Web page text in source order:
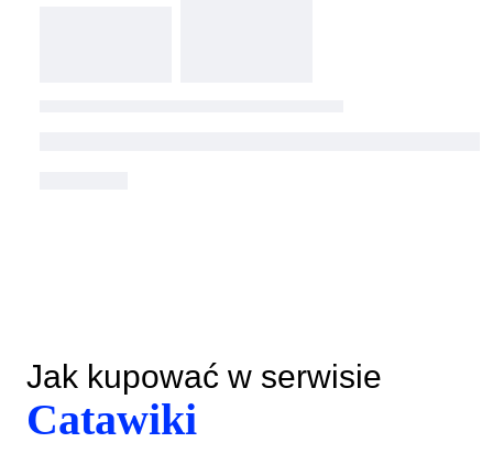
Jak kupować w serwisie
Catawiki